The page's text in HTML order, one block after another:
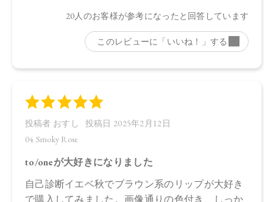
●パッケージはリニューアル等の理由により、写真と異なる場
●パッケージのリニューアル等の理由により、成分・処方が記